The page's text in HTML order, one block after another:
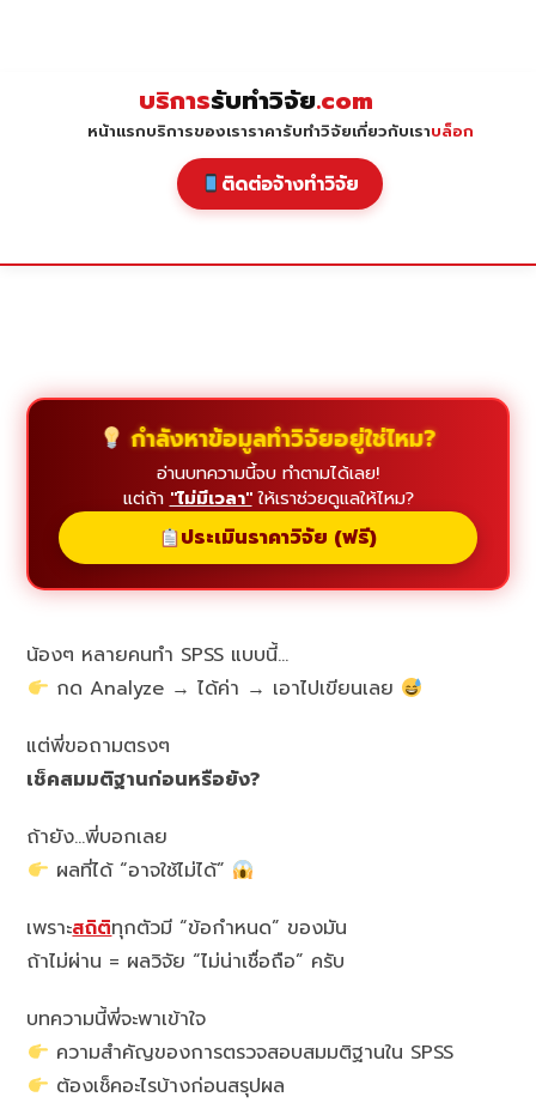
บริการรับทำวิจัย.com
หน้าแรกบริการของเราราคารับทำวิจัยเกี่ยวกับเราบล็อก
ติดต่อจ้างทำวิจัย
กำลังหาข้อมูลทำวิจัยอยู่ใช่ไหม?
อ่านบทความนี้จบ ทำตามได้เลย!
แต่ถ้า "ไม่มีเวลา"ให้เราช่วยดูแลให้ไหม?
ประเมินราคาวิจัย (ฟรี)
น้องๆ หลายคนทำ SPSS แบบนี้…
กด Analyze → ได้ค่า → เอาไปเขียนเลย
แต่พี่ขอถามตรงๆ
เช็คสมมติฐานก่อนหรือยัง?
ถ้ายัง…พี่บอกเลย
ผลที่ได้ “อาจใช้ไม่ได้”
เพราะสถิติทุกตัวมี “ข้อกำหนด” ของมัน
ถ้าไม่ผ่าน = ผลวิจัย “ไม่น่าเชื่อถือ” ครับ
บทความนี้พี่จะพาเข้าใจ
ความสำคัญของการตรวจสอบสมมติฐานใน SPSS
ต้องเช็คอะไรบ้างก่อนสรุปผล